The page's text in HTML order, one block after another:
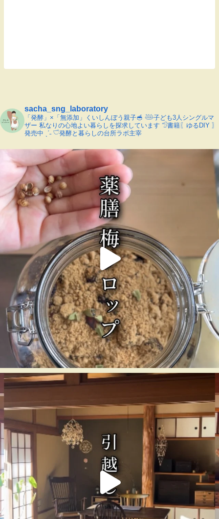
sacha_sng_laboratory
「発酵」×「無添加」くいしんぼう親子🥣 𓅸子ども3人シングルマ
ザー 私なりの心地よい暮らしを探求しています 𓅿書籍〖ゆるDIY 〗
発売中 ˎˊ˗𓎩発酵と暮らしの台所ラボ主宰